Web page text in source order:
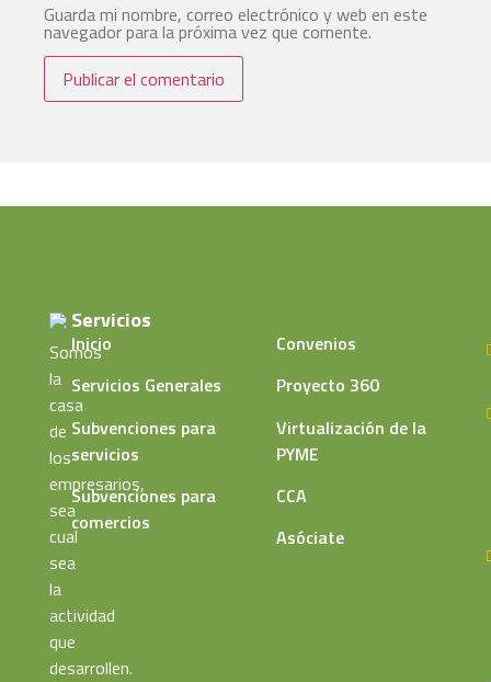
Guarda mi nombre, correo electrónico y web en este
navegador para la próxima vez que comente.
Somos
la
casa
de
los
empresarios,
sea
cual
sea
la
actividad
que
desarrollen.
Servicios
Inicio
Servicios Generales
Subvenciones para
servicios
Subvenciones para
comercios
Convenios
Proyecto 360
Virtualización de la
PYME
CCA
Asóciate